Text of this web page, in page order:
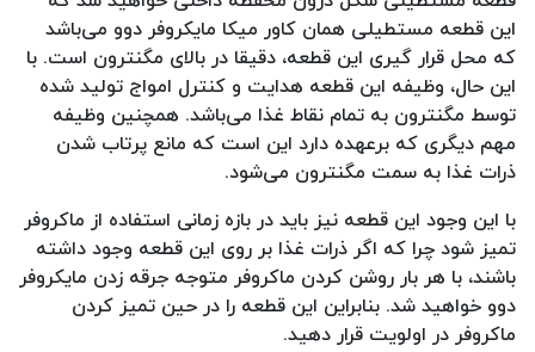
این قطعه مستطیلی همان کاور میکا مایکروفر دوو می‌باشد
که محل قرار گیری این قطعه، دقیقا در بالای مگنترون است. با
این حال، وظیفه این قطعه هدایت و کنترل امواج تولید شده
توسط مگنترون به تمام نقاط غذا می‌باشد. همچنین وظیفه
مهم دیگری که برعهده دارد این است که مانع پرتاب شدن
ذرات غذا به سمت مگنترون می‌شود.
با این وجود این قطعه نیز باید در بازه زمانی استفاده از ماکروفر
تمیز شود چرا که اگر ذرات غذا بر روی این قطعه وجود داشته
باشند، با هر بار روشن کردن ماکروفر متوجه جرقه زدن مایکروفر
دوو خواهید شد. بنابراین این قطعه را در حین تمیز کردن
ماکروفر در اولویت قرار دهید.